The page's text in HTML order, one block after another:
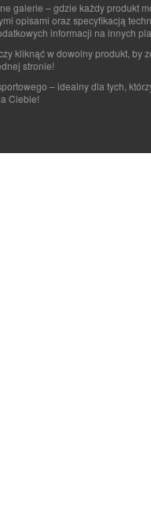
galerie – gdzie każdy produkt
opisami oraz specyfikacją
informacji na innych
kliknąć w dowolny produkt, by
stronie!
– idealny dla tych,
Ciebie!